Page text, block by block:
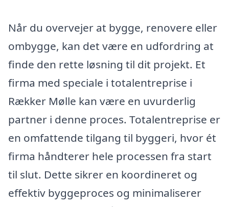
Når du overvejer at bygge, renovere eller
ombygge, kan det være en udfordring at
finde den rette løsning til dit projekt. Et
firma med speciale i totalentreprise i
Rækker Mølle kan være en uvurderlig
partner i denne proces. Totalentreprise er
en omfattende tilgang til byggeri, hvor ét
firma håndterer hele processen fra start
til slut. Dette sikrer en koordineret og
effektiv byggeproces og minimaliserer